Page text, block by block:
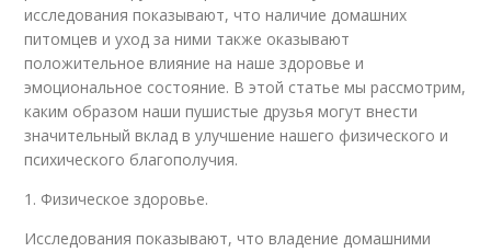
исследования показывают, что наличие домашних
питомцев и уход за ними также оказывают
положительное влияние на наше здоровье и
эмоциональное состояние. В этой статье мы рассмотрим,
каким образом наши пушистые друзья могут внести
значительный вклад в улучшение нашего физического и
психического благополучия.
1. Физическое здоровье.
Исследования показывают, что владение домашними